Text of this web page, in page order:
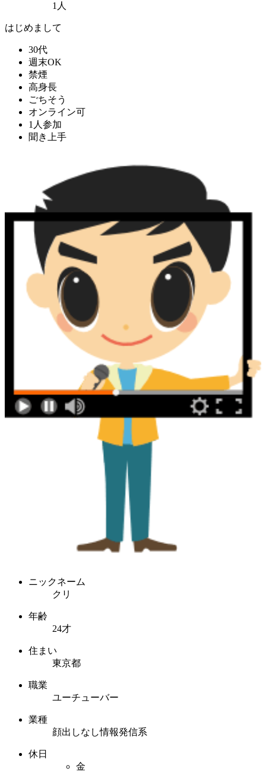
1人
はじめまして
30代
週末OK
禁煙
高身長
ごちそう
オンライン可
1人参加
聞き上手
ニックネーム
クリ
年齢
24才
住まい
東京都
職業
ユーチューバー
業種
顔出しなし情報発信系
休日
金